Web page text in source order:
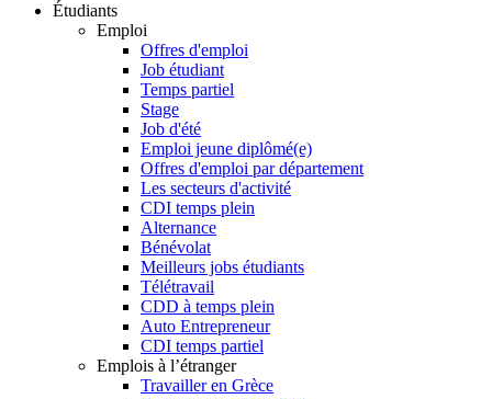
Étudiants
Emploi
Offres d'emploi
Job étudiant
Temps partiel
Stage
Job d'été
Emploi jeune diplômé(e)
Offres d'emploi par département
Les secteurs d'activité
CDI temps plein
Alternance
Bénévolat
Meilleurs jobs étudiants
Télétravail
CDD à temps plein
Auto Entrepreneur
CDI temps partiel
Emplois à l’étranger
Travailler en Grèce